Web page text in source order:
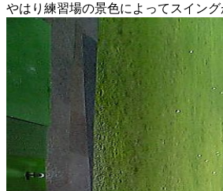
やはり練習場の景色によってスイン